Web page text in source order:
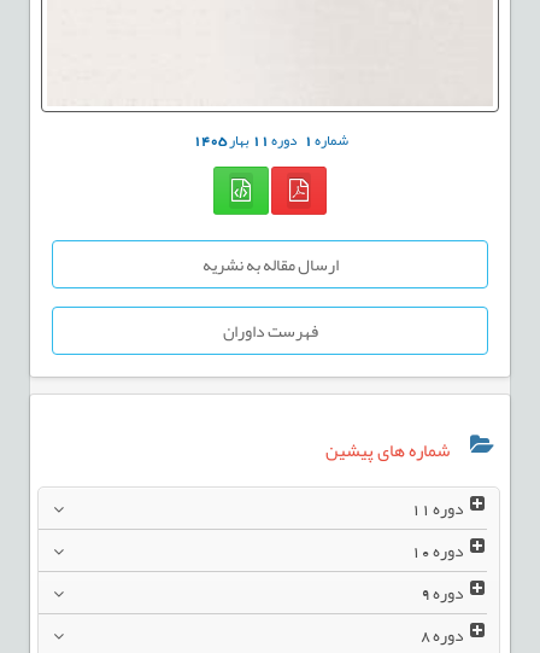
شماره1 دوره11بهار1405
ارسال مقاله به نشریه
فهرست داوران
شماره های پیشین
دوره11
دوره10
دوره9
دوره8